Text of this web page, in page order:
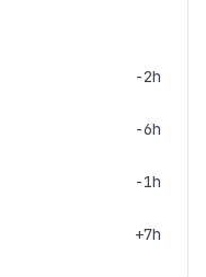
-2h
-6h
-1h
+7h